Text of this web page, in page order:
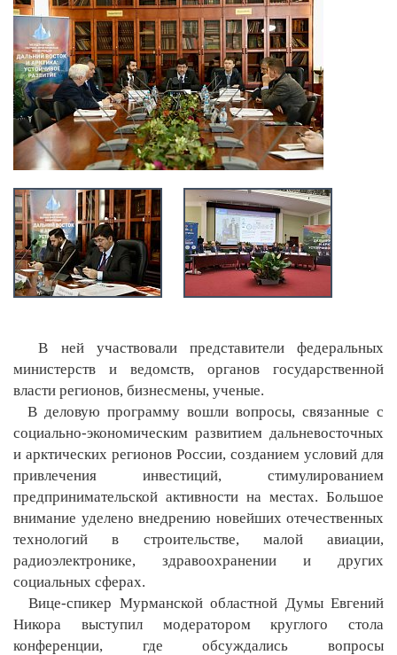
В ней участвовали представители федеральных
министерств и ведомств, органов государственной
власти регионов, бизнесмены, ученые.
В деловую программу вошли вопросы, связанные с
социально-экономическим развитием дальневосточных
и арктических регионов России, созданием условий для
привлечения инвестиций, стимулированием
предпринимательской активности на местах. Большое
внимание уделено внедрению новейших отечественных
технологий в строительстве, малой авиации,
радиоэлектронике, здравоохранении и других
социальных сферах.
Вице-спикер Мурманской областной Думы Евгений
Никора выступил модератором круглого стола
конференции, где обсуждались вопросы